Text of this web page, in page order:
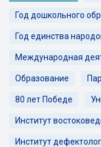
Год дошкольного
Год единства
Международная
Образование
80 лет Победе
Институт
Институт